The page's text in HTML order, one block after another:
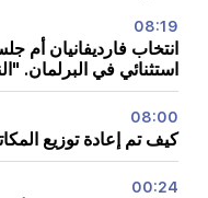
08:19
انتخاب فارديفانيان أم
استثنائي في البرلمان.
08:00
كيف تم إعادة توزيع
00:24